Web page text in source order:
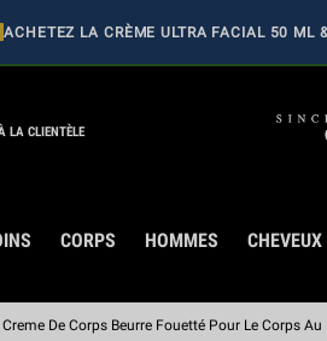
ACHETEZ LA CRÈME ULTRA FACIAL 50 ML
LA CLIENTÈLE
CORPS HOMMES CHEVEUX
Creme De Corps Beurre Fouetté Pour Le Corps Au